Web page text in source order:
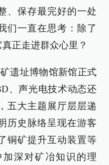
、保存最完好的一处
们一直在思考：除了
正走进群众心里？
遗址博物馆新馆正式
、声光电技术动态还
五大主题展厅层层递
历史脉络呈现在游客
铜矿提升互动装置等
深对矿冶知识的理